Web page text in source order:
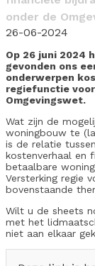
onder de
26-06-2024
Op 26 juni 2024
gevonden ons
onderwerpen
regiefunctie
Omgevingswet.
Wat zijn de
woningbouw te
is de relatie
kostenverhaal en
betaalbare
Versterking regie
bovenstaande
Wilt u de sheets
met het
niet aan elkaar